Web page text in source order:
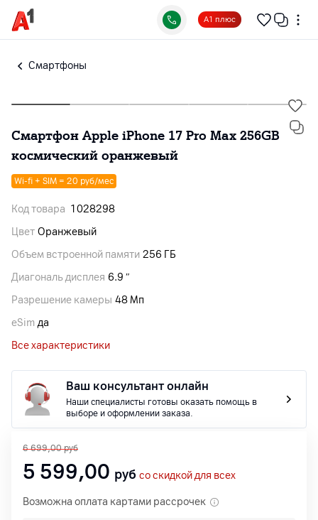
А1 плюс
Смартфоны
Смартфон Apple iPhone 17 Pro Max 256GB
космический оранжевый
Wi-fi + SIM = 20 руб/мес
Код товара 1028298
Цвет Оранжевый
Объем встроенной памяти 256 ГБ
Диагональ дисплея 6.9 ″
Разрешение камеры 48 Мп
eSim да
Все характеристики
Ваш консультант онлайн
Наши специалисты готовы оказать помощь в
выборе и оформлении заказа.
6 699,00 руб
5 599,00 руб со скидкой для всех
Возможна оплата картами рассрочек